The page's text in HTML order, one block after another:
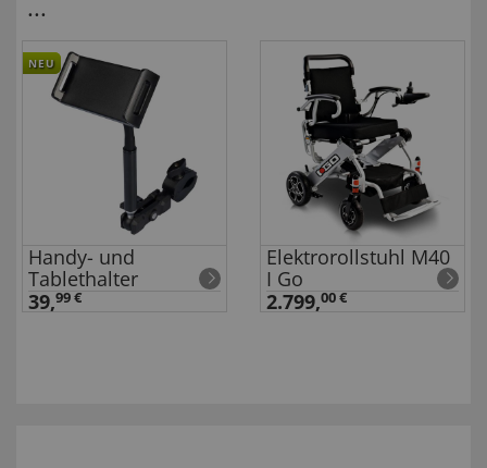
...
NEU
Handy- und
Tablethalter
39,99 €
Elektrorollstuhl M40
I Go
2.799,00 €